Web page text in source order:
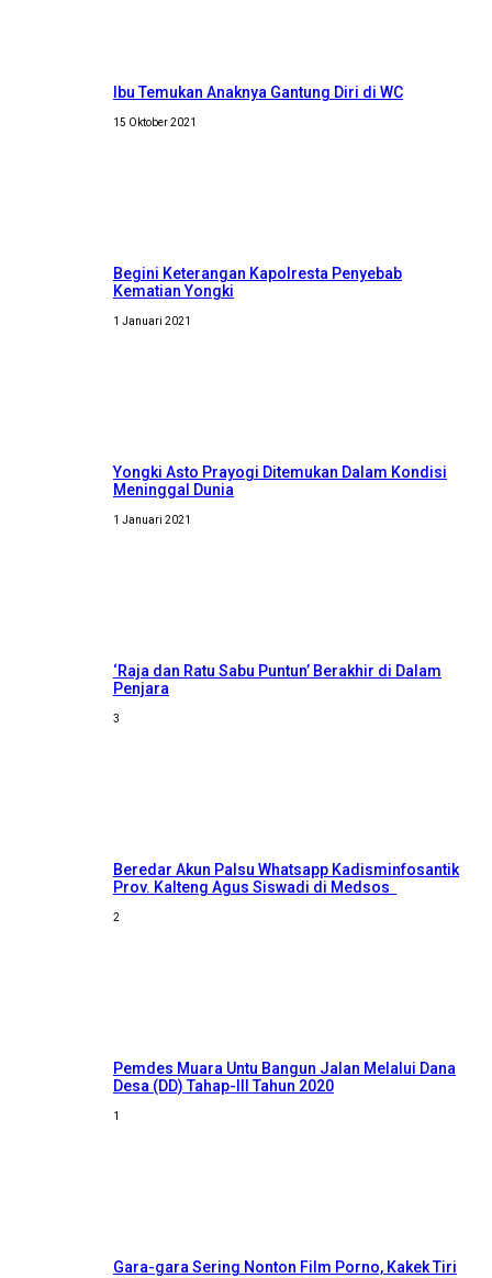
Ibu Temukan Anaknya Gantung Diri di WC
15 Oktober 2021
Begini Keterangan Kapolresta Penyebab
Kematian Yongki
1 Januari 2021
Yongki Asto Prayogi Ditemukan Dalam Kondisi
Meninggal Dunia
1 Januari 2021
‘Raja dan Ratu Sabu Puntun’ Berakhir di Dalam
Penjara
3
Beredar Akun Palsu Whatsapp Kadisminfosantik
Prov. Kalteng Agus Siswadi di Medsos
2
Pemdes Muara Untu Bangun Jalan Melalui Dana
Desa (DD) Tahap-III Tahun 2020
1
Gara-gara Sering Nonton Film Porno, Kakek Tiri